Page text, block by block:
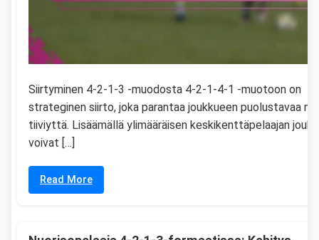
Siirtyminen 4-2-1-3 -muodosta 4-2-1-4-1 -muotoon on
strateginen siirto, joka parantaa joukkueen puolustavaa
tiiviyttä. Lisäämällä ylimääräisen keskikenttäpelaajan
voivat […]
Read More